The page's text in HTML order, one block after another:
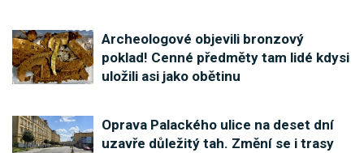
Archeologové objevili bronzový
poklad! Cenné předměty tam lidé kdysi
uložili asi jako obětinu
Oprava Palackého ulice na deset dní
uzavře důležitý tah. Změní se i trasy